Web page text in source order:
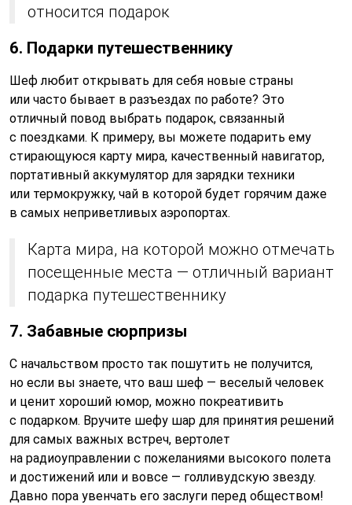
относится подарок
6. Подарки путешественнику
Шеф любит открывать для себя новые страны
или часто бывает в разъездах по работе? Это
отличный повод выбрать подарок, связанный
с поездками. К примеру, вы можете подарить ему
стирающуюся карту мира, качественный навигатор,
портативный аккумулятор для зарядки техники
или термокружку, чай в которой будет горячим даже
в самых неприветливых аэропортах.
Карта мира, на которой можно отмечать
посещенные места — отличный вариант
подарка путешественнику
7. Забавные сюрпризы
С начальством просто так пошутить не получится,
но если вы знаете, что ваш шеф — веселый человек
и ценит хороший юмор, можно покреативить
с подарком. Вручите шефу шар для принятия решений
для самых важных встреч, вертолет
на радиоуправлении с пожеланиями высокого полета
и достижений или и вовсе — голливудскую звезду.
Давно пора увенчать его заслуги перед обществом!